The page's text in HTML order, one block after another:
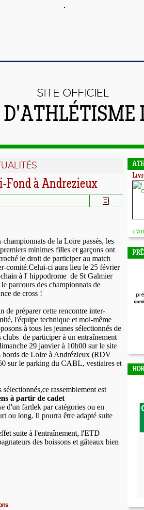
SITE OFFICIEL
Fond à Andrezieux
championnats de la Loire passés, les
minimes filles et garçons ont
le droit de participer au match
comité.Celui-ci aura lieu le 25 février
à l' hippodrome de St Galmier
le parcours des championnats de
de cross !
de préparer cette rencontre inter-
l'équipe technique et moi-même
à tous les jeunes sélectionnés de
clubs de participer à un entraînement
29 janvier à 10h00 sur le site
bords de Loire à Andrézieux (RDV
sur le parking du CABL, vestiaires et
rassemblement est
à partir de cadet
d'un fartlek par catégories ou en
ou long. Il pourra être adapté suite
suite à l'entraînement, l'ETD
des boissons et gâteaux bien